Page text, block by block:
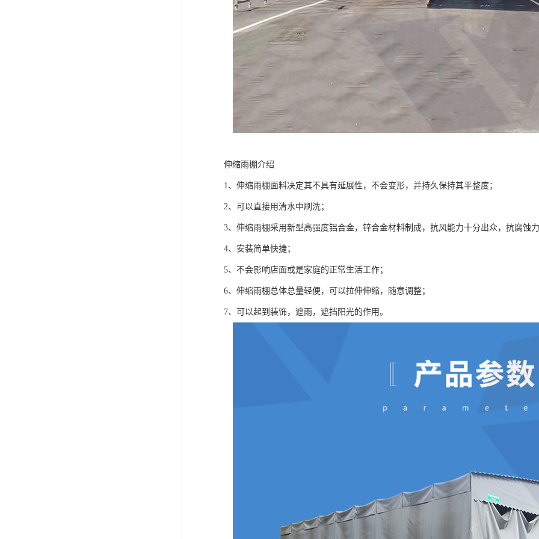
伸缩雨棚介绍
1、伸缩雨棚面料决定其不具有延展性，不会变形，并持久保持其平整度；
2、可以直接用清水中刷洗；
3、伸缩雨棚采用新型高强度铝合金，锌合金材料制成，抗风能力十分出众，抗腐蚀
4、安装简单快捷；
5、不会影响店面或是家庭的正常生活工作；
6、伸缩雨棚总体总量轻便，可以拉伸伸缩，随意调整；
7、可以起到装饰，遮雨，遮挡阳光的作用。